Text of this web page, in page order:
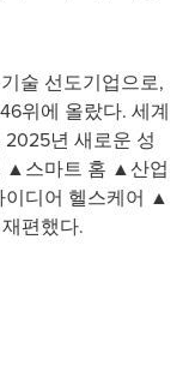
술 선도기업으로,
위에 올랐다. 세계
년 새로운 성
▲스마트 홈 ▲산업
디어 헬스케어 ▲
편했다.